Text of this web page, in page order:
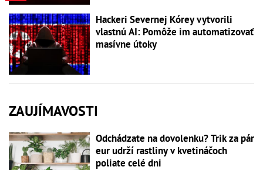
Hackeri Severnej Kórey vytvorili
vlastnú AI: Pomôže im automatizovať
masívne útoky
ZAUJÍMAVOSTI
Odchádzate na dovolenku? Trik za pár
eur udrží rastliny v kvetináčoch
poliate celé dni